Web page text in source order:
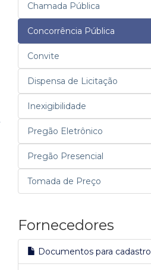
Chamada Pública
Concorrência Pública
Convite
Dispensa de Licitação
Inexigibilidade
Pregão Eletrônico
Pregão Presencial
Tomada de Preço
Fornecedores
Documentos para cadastro